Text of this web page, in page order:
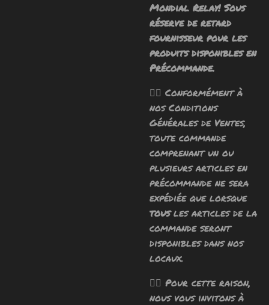
Mondial Relay! Sous
réserve de retard
fournisseur pour les
produits disponibles en
Précommande.
🧙‍♂️ Conformément à
nos Conditions
Générales de Ventes,
toute commande
comprenant un ou
plusieurs articles en
précommande ne sera
expédiée que lorsque
tousles articles de la
commande seront
disponibles dans nos
locaux.
🧙‍♂️ Pour cette raison,
nous vous invitons à